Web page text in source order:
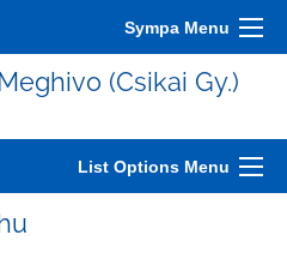
Sympa Menu
(Csikai Gy.)
List Options Menu